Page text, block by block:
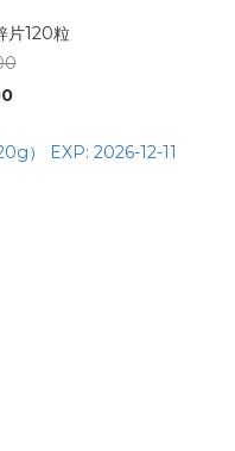
片120粒